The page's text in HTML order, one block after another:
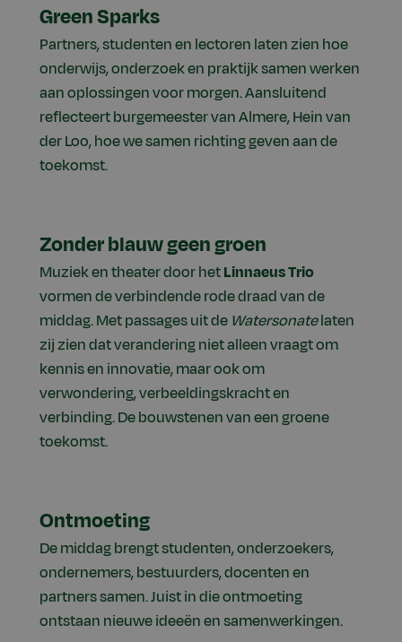
Green Sparks
Partners, studenten en lectoren laten zien hoe
onderwijs, onderzoek en praktijk samen werken
aan oplossingen voor morgen. Aansluitend
reflecteert burgemeester van Almere, Hein van
der Loo, hoe we samen richting geven aan de
toekomst.
Zonder blauw geen groen
Muziek en theater door hetLinnaeus Trio
vormen de verbindende rode draad van de
middag. Met passages uit de Watersonatelaten
zij zien dat verandering niet alleen vraagt om
kennis en innovatie, maar ook om
verwondering, verbeeldingskracht en
verbinding. De bouwstenen van een groene
toekomst.
Ontmoeting
De middag brengt studenten, onderzoekers,
ondernemers, bestuurders, docenten en
partners samen. Juist in die ontmoeting
ontstaan nieuwe ideeën en samenwerkingen.